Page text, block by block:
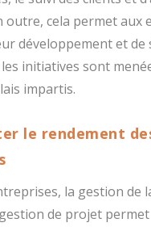
outre, cela permet aux
développement et de
initiatives sont
impartis.
le rendement
la gestion de
de projet permet